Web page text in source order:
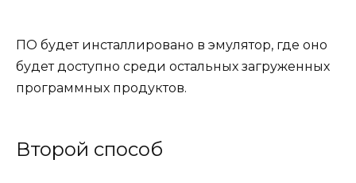
ПО будет инсталлировано в эмулятор, где оно
будет доступно среди остальных загруженных
программных продуктов.
Второй способ